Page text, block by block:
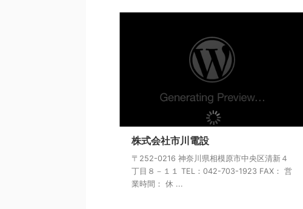
株式会社市川電設
〒252-0216 神奈川県相模原市中央区清新４
丁目８－１１ TEL：042-703-1923 FAX： 営
業時間： 休 ...